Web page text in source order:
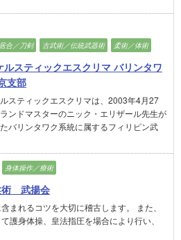
合／刀剣
古武術／伝統武器術 柔術／体術
ルスティックエスクリマ バリンタワ
支部
スティックエスクリマは、2003年4月27
ンドマスターのニック・エリザール先生が
バリンタワク系統に属するフィリピン武
身体操作／療術
術 武揚会
まれるコツを大切に稽古します。 また、
護身体操、皇法指圧を場合により行い、